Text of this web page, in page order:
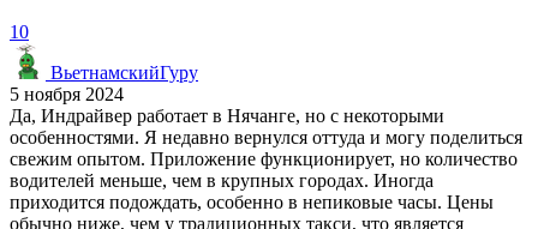
10
ВьетнамскийГуру
5 ноября 2024
Да, Индрайвер работает в Нячанге, но с некоторыми
особенностями. Я недавно вернулся оттуда и могу поделиться
свежим опытом. Приложение функционирует, но количество
водителей меньше, чем в крупных городах. Иногда
приходится подождать, особенно в непиковые часы. Цены
обычно ниже, чем у традиционных такси, что является